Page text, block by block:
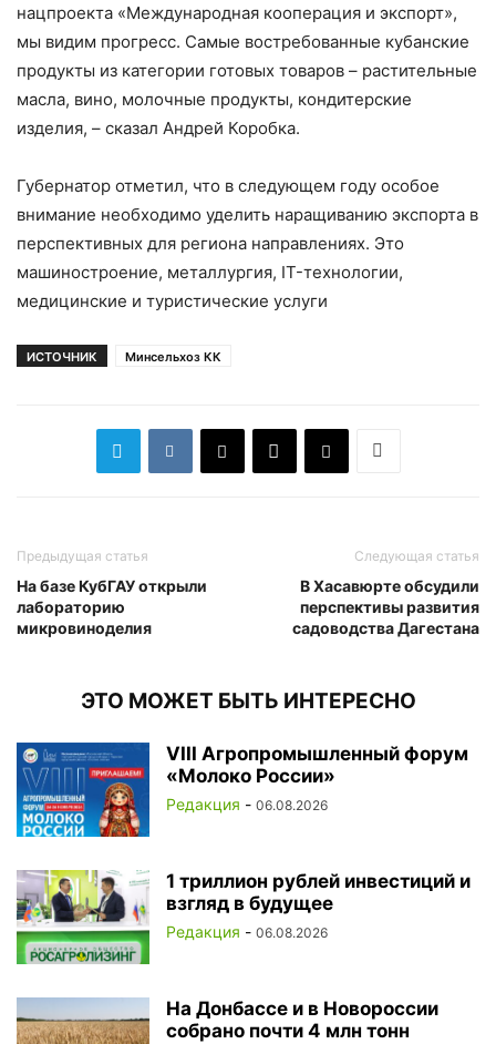
нацпроекта «Международная кооперация и экспорт»,
мы видим прогресс. Самые востребованные кубанские
продукты из категории готовых товаров – растительные
масла, вино, молочные продукты, кондитерские
изделия, – сказал Андрей Коробка.
Губернатор отметил, что в следующем году особое
внимание необходимо уделить наращиванию экспорта в
перспективных для региона направлениях. Это
машиностроение, металлургия, IT-технологии,
медицинские и туристические услуги
ИСТОЧНИК Минсельхоз КК
Предыдущая статья
На базе КубГАУ открыли
лабораторию
микровиноделия
Следующая статья
В Хасавюрте обсудили
перспективы развития
садоводства Дагестана
ЭТО МОЖЕТ БЫТЬ ИНТЕРЕСНО
VIII Агропромышленный форум
«Молоко России»
Редакция - 06.08.2026
1 триллион рублей инвестиций и
взгляд в будущее
Редакция - 06.08.2026
На Донбассе и в Новороссии
собрано почти 4 млн тонн